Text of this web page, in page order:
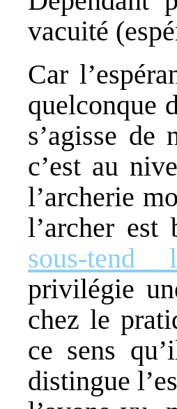
vacuité
Car
quelconque
s’agisse de
c’est au
l’archerie
l’archer
sous-tend
privilégie
chez le
ce sens
distingue